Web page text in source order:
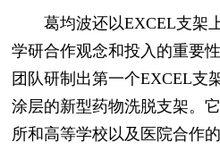
葛均波还以EXCEL支架
学研合作观念和投入的重要
团队研制出第一个EXCEL支
涂层的新型药物洗脱支架。
所和高等学校以及医院合作